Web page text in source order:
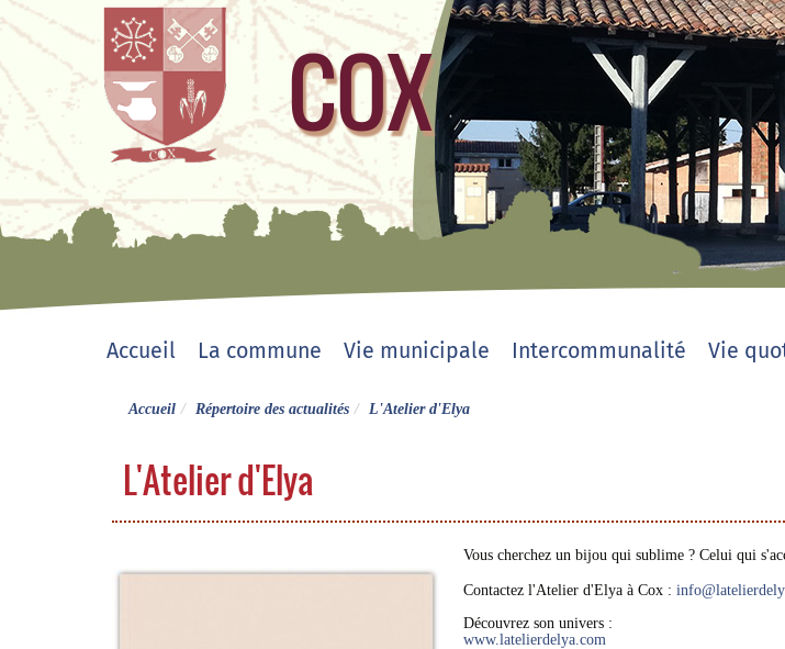
COX
site officiel
Accueil La commune Vie municipale Intercommunalité Vie
Accueil Répertoire des actualités L'Atelier d'Elya
L'Atelier d'Elya
Vous cherchez un bijou qui sublime ? Celui qui
Contactez l'Atelier d'Elya à Cox : info@
Découvrez son univers :
www.latelierdelya.com